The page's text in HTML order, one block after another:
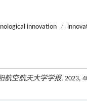
innovation /
航空航天大学学报, 2023,